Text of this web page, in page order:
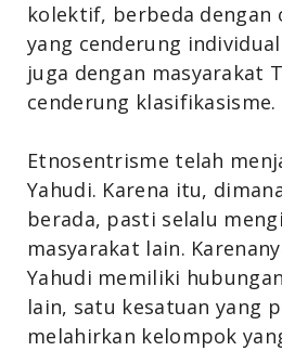
kolektif, berbeda dengan
yang cenderung
juga dengan masyarakat
cenderung klasifikasisme.
Etnosentrisme telah
Yahudi. Karena itu,
berada, pasti selalu
masyarakat lain.
Yahudi memiliki
lain, satu kesatuan yang
melahirkan kelompok